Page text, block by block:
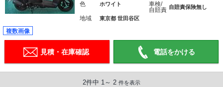
色 ホワイト
車検/
自賠責 自賠責保険無し
地域 東京都 世田谷区
複数画像
見積・在庫確認 電話をかける
2件中 1～ 2 件を表示